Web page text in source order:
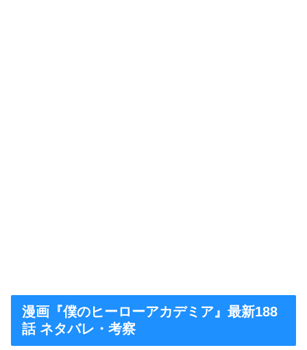
漫画『僕のヒーローアカデミア』最新188
話 ネタバレ・考察